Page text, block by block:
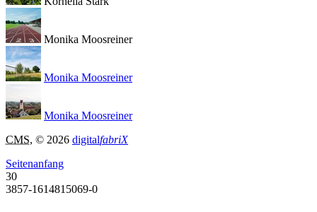
Monika Moosreiner
Monika Moosreiner
Monika Moosreiner
CMS, © 2026 digitalfabriX
Seitenanfang
30
3857-1614815069-0